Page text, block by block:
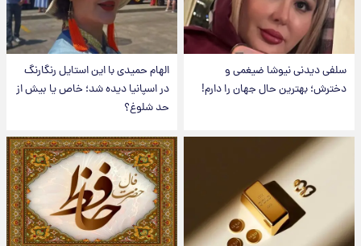
سلفی دیدنی نیوشا ضیغمی و
دخترش؛ بهترین حال جهان را دارم!
الهام حمیدی با این استایل رنگارنگ
در اسپانیا دیده شد؛ خاص یا بیش از
حد شلوغ؟